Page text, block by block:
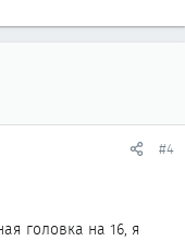
то пользуется?
смазок, и ездил...
#4
головка на 16, я